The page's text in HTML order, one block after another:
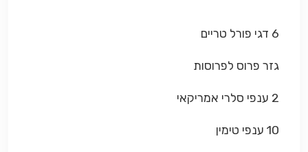
6 דגי פורל טריים
גזר פרוס לפרוסות
2 ענפי סלרי אמריקאי
10 ענפי טימין